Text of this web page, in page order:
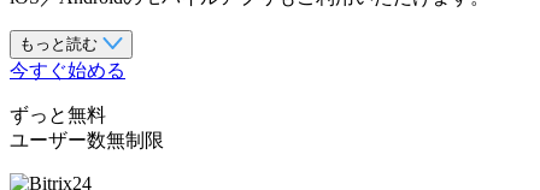
もっと読む
今すぐ始める
ずっと無料
ユーザー数無制限